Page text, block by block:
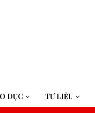
DỤC TƯ LIỆU